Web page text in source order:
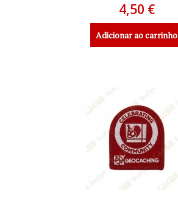
4,50 €
Adicionar ao carrinho